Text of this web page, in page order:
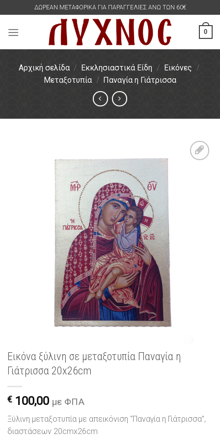
content
ΔΩΡΕΑΝ ΜΕΤΑΦΟΡΙΚΑ ΓΙΑ ΠΑΡΑΓΓΕΛΙΕΣ ΑΝΩ ΤΩΝ 60€
0
Αρχική σελίδα / Εκκλησιαστικά Είδη / Εικόνες /
Μεταξοτυπία / Παναγία η Γιάτρισσα
Εικόνα ξύλινη σε μεταξοτυπία Παναγία η
Γιάτρισσα 20x26cm
€ 100,00 με ΦΠΑ
Ξύλινη μεταξοτυπία με απεικόνιση “Παναγία η Γιάτρισσα”,
διαστάσεων 20cmx26cm